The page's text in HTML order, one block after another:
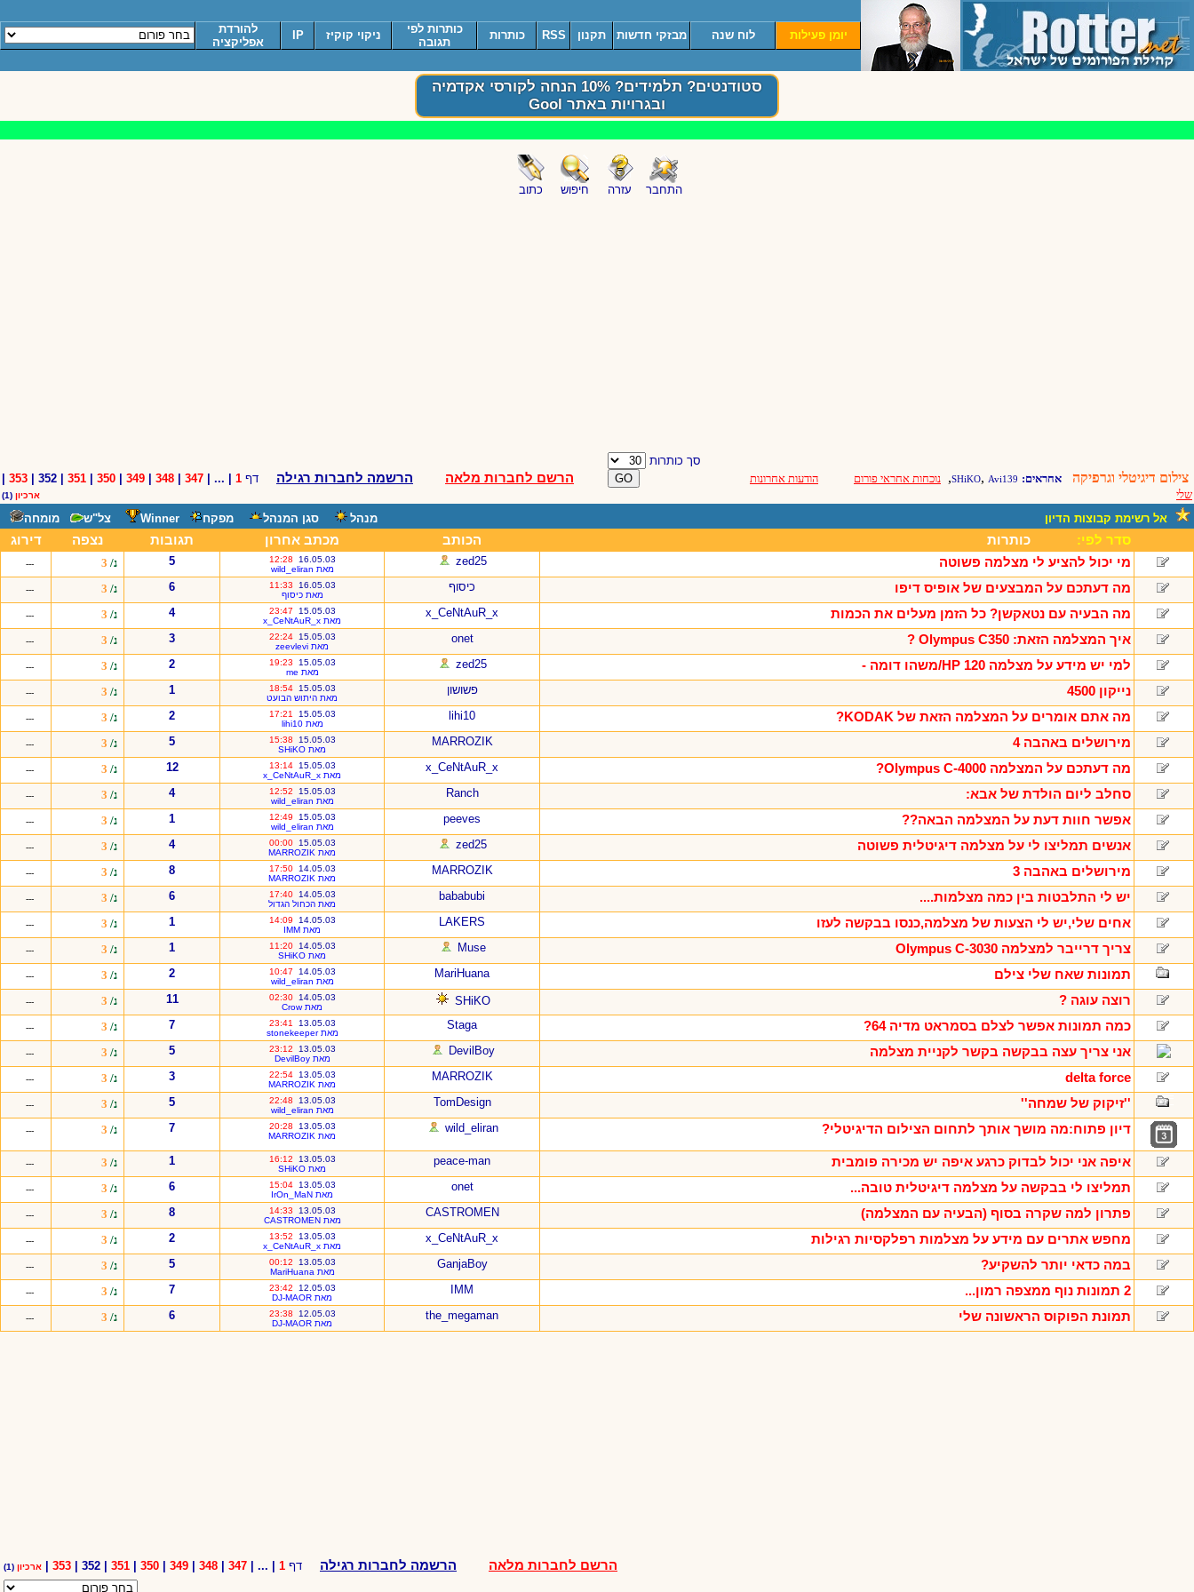
יומן פעילות לוח שנה מבזקי חדשות תקנון RSS כותרות
כותרות לפי
תגובה
ניקוי קוקיז IP
להורדת
אפליקציה
סטודנטים? תלמידים? 10% הנחה לקורסי אקדמיה
ובגרויות באתר Gool
התחבר עזרה חיפוש כתוב
צילום דיגיטלי וגרפיקה אחראים: SHiKO, Avi139
, נוכחות אחראי פורום
הודעות אחרונות
שלי
סך כותרות
הרשם לחברות מלאה הרשמה לחברות רגילה דף 1
| ... |
347
348
349
350
351
353
ארכיון (1)
אל רשימת קבוצות הדיון מנהל סגן המנהל מפקח Winner צל"ש מומחה
סדר לפי: כותרות הכותב מכתב אחרון תגובות נצפה
דירוג
מי יכול להציע לי מצלמה פשוטה
zed25
16.05.03
12:28
מאת wild_eliran
5 נ/ ---
מה דעתכם על המבצעים של אופיס דיפו כיסוף 16.05.03
11:33
מאת כיסוף
6 נ/ ---
מה הבעיה עם נטאקשן? כל הזמן מעלים את הכמות x_CeNtAuR_x
15.05.03
23:47
מאת x_CeNtAuR_x
4 נ/ ---
איך המצלמה הזאת: Olympus C350 ? onet
15.05.03
22:24
מאת zeevlevi
3 נ/ ---
למי יש מידע על מצלמה HP 120/משהו דומה - zed25
15.05.03
19:23
מאת me
2 נ/ ---
נייקון 4500 פשושון 15.05.03
18:54
מאת היתוש הבועט
1 נ/ ---
מה אתם אומרים על המצלמה הזאת של KODAK? lihi10
15.05.03
17:21
מאת lihi10
2 נ/ ---
מירושלים באהבה 4 MARROZIK
15.05.03
15:38
מאת SHiKO
5 נ/ ---
מה דעתכם על המצלמה Olympus C-4000? x_CeNtAuR_x
15.05.03
13:14
מאת x_CeNtAuR_x
12 נ/ ---
סחלב ליום הולדת של אבא: Ranch
15.05.03
12:52
מאת wild_eliran
4 נ/ ---
אפשר חוות דעת על המצלמה הבאה?? peeves
15.05.03
12:49
מאת wild_eliran
1 נ/ ---
אנשים תמליצו לי על מצלמה דיגיטלית פשוטה zed25
15.05.03
00:00
מאת MARROZIK
4 נ/ ---
מירושלים באהבה 3 MARROZIK
14.05.03
17:50
מאת MARROZIK
8 נ/ ---
יש לי התלבטות בין כמה מצלמות.... bababubi
14.05.03
17:40
מאת הכחול הגדול
6 נ/ ---
אחים שלי,יש לי הצעות של מצלמה,כנסו בבקשה לעזו LAKERS
14.05.03
14:09
מאת IMM
1 נ/ ---
צריך דרייבר למצלמה Olympus C-3030 Muse
14.05.03
11:20
מאת SHiKO
1 נ/ ---
תמונות שאח שלי צילם MariHuana
14.05.03
10:47
מאת wild_eliran
2 נ/ ---
רוצה עוגה ? SHiKO
14.05.03
02:30
מאת Crow
11 נ/ ---
כמה תמונות אפשר לצלם בסמראט מדיה 64? Staga
13.05.03
23:41
מאת stonekeeper
7 נ/ ---
אני צריך עצה בבקשה בקשר לקניית מצלמה DevilBoy
13.05.03
23:12
מאת DevilBoy
5 נ/ ---
delta force
MARROZIK
13.05.03
22:54
מאת MARROZIK
3 נ/ ---
''זיקוק של שמחה'' TomDesign
13.05.03
22:48
מאת wild_eliran
5 נ/ ---
דיון פתוח:מה מושך אותך לתחום הצילום הדיגיטלי? wild_eliran
13.05.03
20:28
מאת MARROZIK
7 נ/ ---
איפה אני יכול לבדוק כרגע איפה יש מכירה פומבית peace-man
13.05.03
16:12
מאת SHiKO
1 נ/ ---
תמליצו לי בבקשה על מצלמה דיגיטלית טובה... onet
13.05.03
15:04
מאת IrOn_MaN
6 נ/ ---
פתרון למה שקרה בסוף (הבעיה עם המצלמה) CASTROMEN
13.05.03
14:33
מאת CASTROMEN
8 נ/ ---
מחפש אתרים עם מידע על מצלמות רפלקסיות רגילות x_CeNtAuR_x
13.05.03
13:52
מאת x_CeNtAuR_x
2 נ/ ---
במה כדאי יותר להשקיע? GanjaBoy
13.05.03
00:12
מאת MariHuana
5 נ/ ---
2 תמונות נוף ממצפה רמון... IMM
12.05.03
23:42
מאת DJ-MAOR
7 נ/ ---
תמונת הפוקוס הראשונה שלי the_megaman
12.05.03
23:38
מאת DJ-MAOR
6 נ/ ---
הרשם לחברות מלאה הרשמה לחברות רגילה דף 1
| ... |
347
348
349
350
351
353 ארכיון (1)